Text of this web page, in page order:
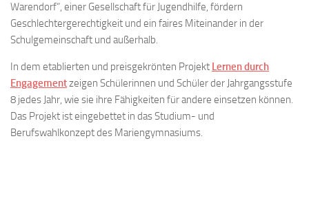
Warendorf“, einer Gesellschaft für Jugendhilfe, fördern
Geschlechtergerechtigkeit und ein faires Miteinander in der
Schulgemeinschaft und außerhalb.
In dem etablierten und preisgekrönten Projekt Lernen durch
Engagementzeigen Schülerinnen und Schüler der Jahrgangsstufe
8 jedes Jahr, wie sie ihre Fähigkeiten für andere einsetzen können.
Das Projekt ist eingebettet in das Studium- und
Berufswahlkonzept des Mariengymnasiums.